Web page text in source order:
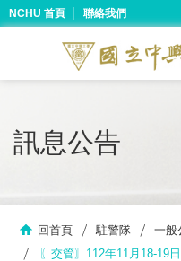
NCHU 首頁 聯絡我們
訊息公告
回首頁 駐警隊
一般
〖交管〗112年11月18-19